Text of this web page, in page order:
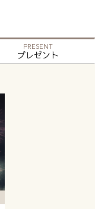
PRESENT
プレゼント